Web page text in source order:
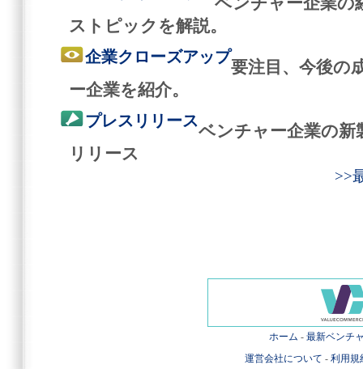
ストピックを解説。
企業クローズアップ
要注目、今後の
ー企業を紹介。
プレスリリース
ベンチャー企業の新
リリース
>>
ホーム - 最新ベンチ
運営会社について - 利用規